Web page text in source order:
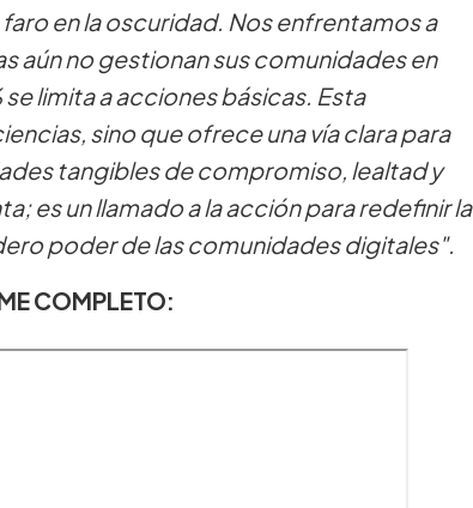
en la oscuridad. Nos enfrentamos a
aún no gestionan sus comunidades en
limita a acciones básicas. Esta
sino que ofrece una vía clara para
tangibles de compromiso, lealtad y
es un llamado a la acción para redefinir la
poder de las comunidades digitales".
COMPLETO: